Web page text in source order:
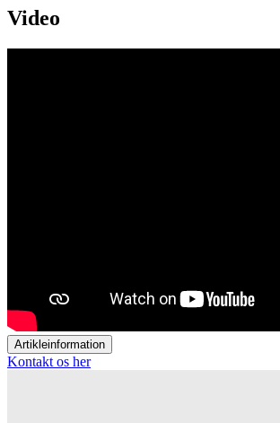
Video
Artikleinformation
Kontakt os her